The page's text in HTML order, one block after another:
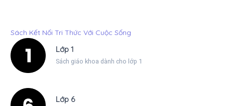
Sách Kết Nối Tri Thức Với Cuộc Sống
Lớp 1
Sách giáo khoa dành cho lớp 1
Lớp 6